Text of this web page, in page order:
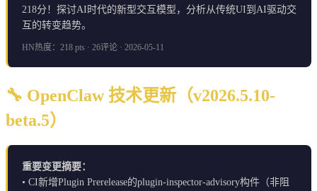
218分！探讨AI时代的新型交互模型，分析从传统UI到AI驱动交
互的转变趋势。
HN热度：218 pts · 26评论 · 2026-05-11
🔧 OpenClaw 技术更新（v2026.5.10-
beta.5）
重要变更摘要：
• CI新增Plugin Prerelease的plugin-inspector-advisory构件（非阻